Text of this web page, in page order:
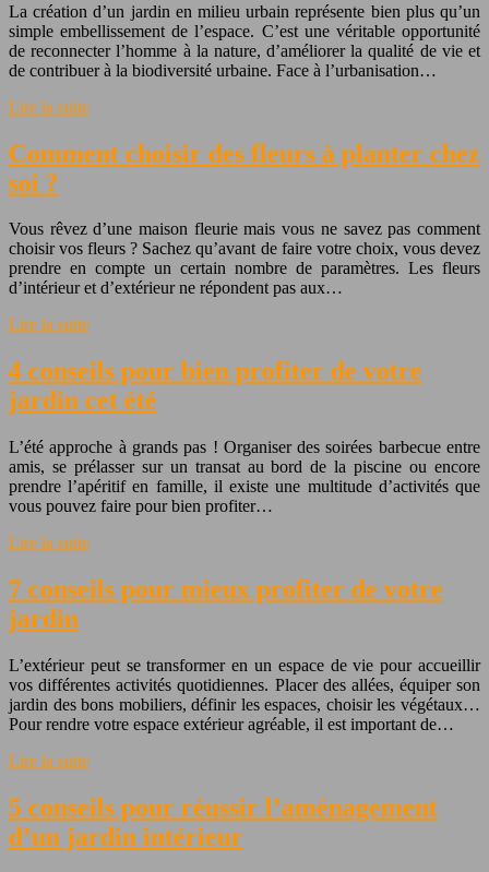
La création d’un jardin en milieu urbain représente bien plus qu’un
simple embellissement de l’espace. C’est une véritable opportunité
de reconnecter l’homme à la nature, d’améliorer la qualité de vie et
de contribuer à la biodiversité urbaine. Face à l’urbanisation…
Lire la suite
Comment choisir des fleurs à planter chez
soi ?
Vous rêvez d’une maison fleurie mais vous ne savez pas comment
choisir vos fleurs ? Sachez qu’avant de faire votre choix, vous devez
prendre en compte un certain nombre de paramètres. Les fleurs
d’intérieur et d’extérieur ne répondent pas aux…
Lire la suite
4 conseils pour bien profiter de votre
jardin cet été
L’été approche à grands pas ! Organiser des soirées barbecue entre
amis, se prélasser sur un transat au bord de la piscine ou encore
prendre l’apéritif en famille, il existe une multitude d’activités que
vous pouvez faire pour bien profiter…
Lire la suite
7 conseils pour mieux profiter de votre
jardin
L’extérieur peut se transformer en un espace de vie pour accueillir
vos différentes activités quotidiennes. Placer des allées, équiper son
jardin des bons mobiliers, définir les espaces, choisir les végétaux…
Pour rendre votre espace extérieur agréable, il est important de…
Lire la suite
5 conseils pour réussir l’aménagement
d’un jardin intérieur